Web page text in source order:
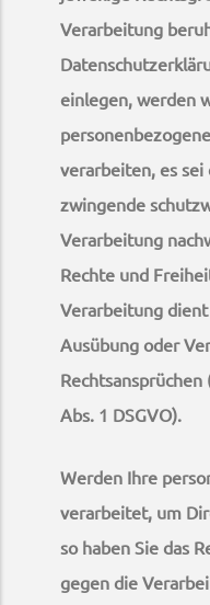
Verarbeitung
einlegen, werden
verarbeiten, es
zwingende
Verarbeitung
Rechte und
Verarbeitung
Ausübung oder
Abs. 1 DSGVO).
Werden Ihre
verarbeitet, um
so haben Sie das
gegen die